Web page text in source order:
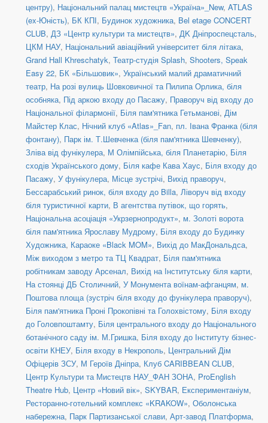
центру), Національний палац мистецтв «Україна»_New, ATLAS
(ex-Юність), БК КПІ, Будинок художника, Bel etage CONCERT
CLUB, ДЗ «Центр культури та мистецтв», ДK Дніпроспецсталь,
ЦКМ НАУ, Національний авіаційний університет біля літака,
Grand Hall Khreschatyk, Театр-студія Splash, Shooters, Speak
Easy 22, БК «Більшовик», Український малий драматичний
театр, На розі вулиць Шовковичної та Пилипа Орлика, біля
особняка, Під аркою входу до Пасажу, Праворуч від входу до
Національної філармонії, Біля пам'ятника Гетьманові, Дім
Майстер Клас, Нічний клуб «Atlas»_Fan, пл. Івана Франка (біля
фонтану), Парк ім. Т.Шевченка (біля пам'ятника Шевченку),
Зліва від фунікулера, М Олімпійська, біля Планетарію, Біля
сходів Українського дому, Біля кафе Кава Хаус, Біля входу до
Пасажу, У фунікулера, Місце зустрічі, Вихід праворуч,
Бессарабський ринок, біля входу до Billa, Ліворуч від входу
біля туристичної карти, В агентства путівок, що горять,
Національна асоціація «Укрзернопродукт», м. Золоті ворота
біля пам'ятника Ярославу Мудрому, Біля входу до Будинку
Художника, Караоке «Black MOM», Вихід до МакДональдса,
Між виходом з метро та ТЦ Квадрат, Біля пам'ятника
робітникам заводу Арсенал, Вихід на Інститутську біля карти,
На стоянці ДБ Столичний, У Монумента воїнам-афганцям, м.
Поштова площа (зустріч біля входу до фунікулера праворуч),
Біля пам'ятника Проні Прокопівні та Голохвістому, Біля входу
до Головпоштамту, Біля центрального входу до Національного
ботанічного саду ім. М.Гришка, Біля входу до Інституту бізнес-
освіти КНЕУ, Біля входу в Некрополь, Центральний Дім
Офіцерів ЗСУ, М Героїв Дніпра, Клуб CARIBBEAN CLUB,
Центр Культури та Мистецтв НАУ_ФАН ЗОНА, ProEnglish
Theatre Hub, Центр «Новий вік», SKYBAR, Експериментаніум,
Ресторанно-готельний комплекс «KRAKOW», Оболонська
набережна, Парк Партизанської слави, Арт-завод Платформа,